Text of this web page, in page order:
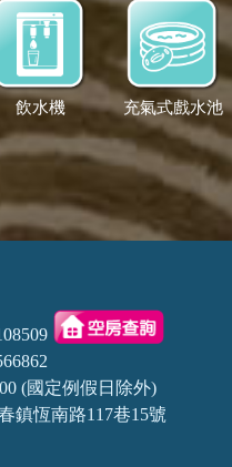
飲水機 充氣式戲水池
(國定例假日除外)
鎮恆南路117巷15號